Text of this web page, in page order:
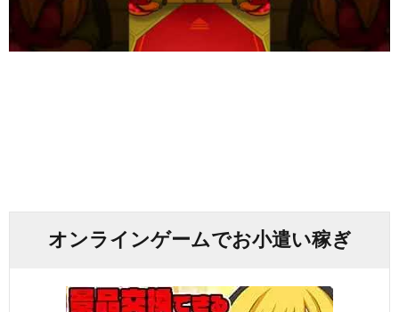
オンラインゲームでお小遣い稼ぎ